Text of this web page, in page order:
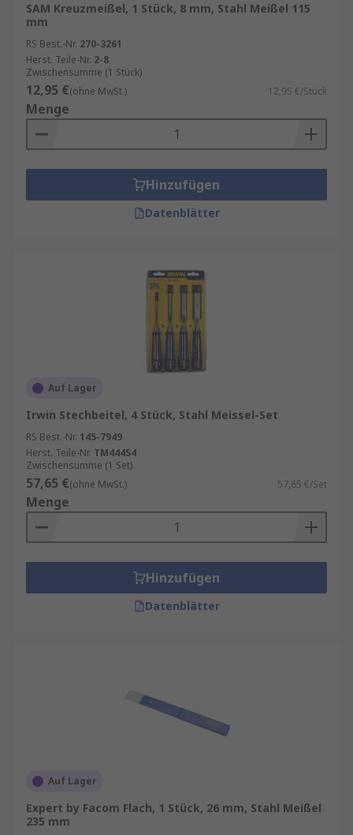
SAM Kreuzmeißel, 1 Stück, 8 mm, Stahl Meißel 115
mm
RS Best.-Nr. 270-3261
Herst. Teile-Nr. 2-8
Zwischensumme (1 Stück)
12,95 €(ohne MwSt.) 12,95 €/Stück
Menge
Hinzufügen
Datenblätter
Auf Lager
Irwin Stechbeitel, 4 Stück, Stahl Meissel-Set
RS Best.-Nr. 145-7949
Herst. Teile-Nr. TM444S4
Zwischensumme (1 Set)
57,65 €(ohne MwSt.) 57,65 €/Set
Menge
Hinzufügen
Datenblätter
Auf Lager
Expert by Facom Flach, 1 Stück, 26 mm, Stahl Meißel
235 mm